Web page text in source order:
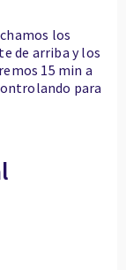
los
de arriba y los
15 min a
para